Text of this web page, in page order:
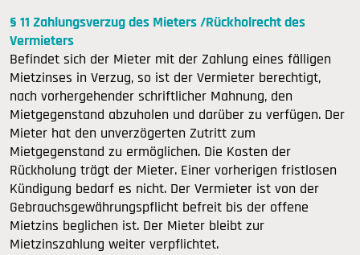
§ 11 Zahlungsverzug des Mieters /Rückholrecht des
Vermieters
Befindet sich der Mieter mit der Zahlung eines fälligen
Mietzinses in Verzug, so ist der Vermieter berechtigt,
nach vorhergehender schriftlicher Mahnung, den
Mietgegenstand abzuholen und darüber zu verfügen. Der
Mieter hat den unverzögerten Zutritt zum
Mietgegenstand zu ermöglichen. Die Kosten der
Rückholung trägt der Mieter. Einer vorherigen fristlosen
Kündigung bedarf es nicht. Der Vermieter ist von der
Gebrauchsgewährungspflicht befreit bis der offene
Mietzins beglichen ist. Der Mieter bleibt zur
Mietzinszahlung weiter verpflichtet.